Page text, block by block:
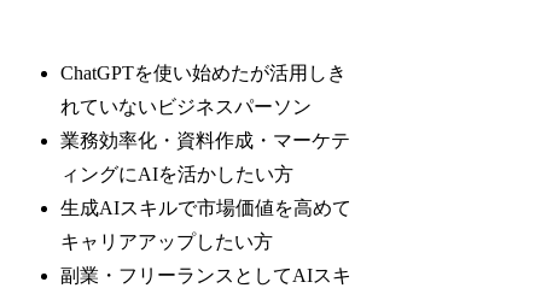
ChatGPTを使い始めたが活用しき
れていないビジネスパーソン
業務効率化・資料作成・マーケテ
ィングにAIを活かしたい方
生成AIスキルで市場価値を高めて
キャリアアップしたい方
副業・フリーランスとしてAIスキ